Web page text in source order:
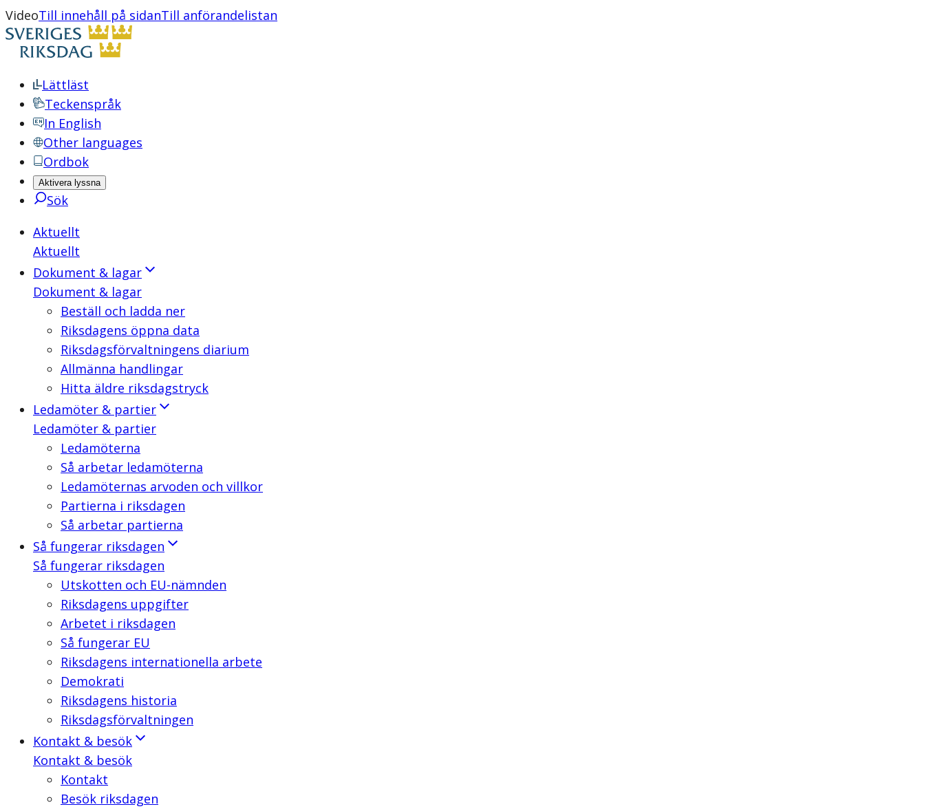
VideoTill innehåll på sidanTill anförandelistan
Lättläst
Teckenspråk
In English
Other languages
Ordbok
Aktivera lyssna
Sök
Aktuellt
Aktuellt
Dokument & lagar
Dokument & lagar
Beställ och ladda ner
Riksdagens öppna data
Riksdagsförvaltningens diarium
Allmänna handlingar
Hitta äldre riksdagstryck
Ledamöter & partier
Ledamöter & partier
Ledamöterna
Så arbetar ledamöterna
Ledamöternas arvoden och villkor
Partierna i riksdagen
Så arbetar partierna
Så fungerar riksdagen
Så fungerar riksdagen
Utskotten och EU-nämnden
Riksdagens uppgifter
Arbetet i riksdagen
Så fungerar EU
Riksdagens internationella arbete
Demokrati
Riksdagens historia
Riksdagsförvaltningen
Kontakt & besök
Kontakt & besök
Kontakt
Besök riksdagen